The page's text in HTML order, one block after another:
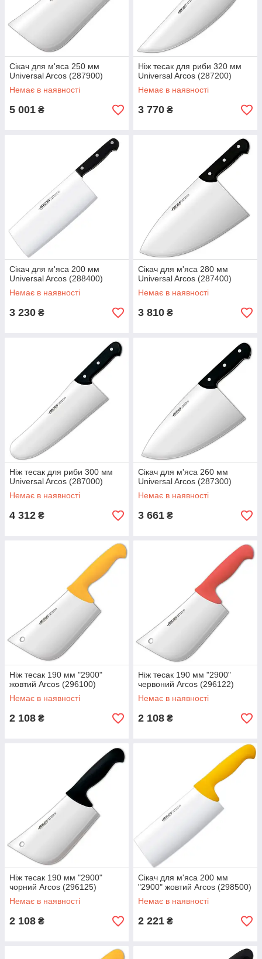
Сікач для м'яса 250 мм
Universal Arcos (287900)
Немає в наявності
5 001 ₴
Ніж тесак для риби 320 мм
Universal Arcos (287200)
Немає в наявності
3 770 ₴
Сікач для м'яса 200 мм
Universal Arcos (288400)
Немає в наявності
3 230 ₴
Сікач для м'яса 280 мм
Universal Arcos (287400)
Немає в наявності
3 810 ₴
Ніж тесак для риби 300 мм
Universal Arcos (287000)
Немає в наявності
4 312 ₴
Сікач для м'яса 260 мм
Universal Arcos (287300)
Немає в наявності
3 661 ₴
Ніж тесак 190 мм "2900"
жовтий Arcos (296100)
Немає в наявності
2 108 ₴
Ніж тесак 190 мм "2900"
червоний Arcos (296122)
Немає в наявності
2 108 ₴
Ніж тесак 190 мм "2900"
чорний Arcos (296125)
Немає в наявності
2 108 ₴
Сікач для м'яса 200 мм
"2900" жовтий Arcos (298500)
Немає в наявності
2 221 ₴